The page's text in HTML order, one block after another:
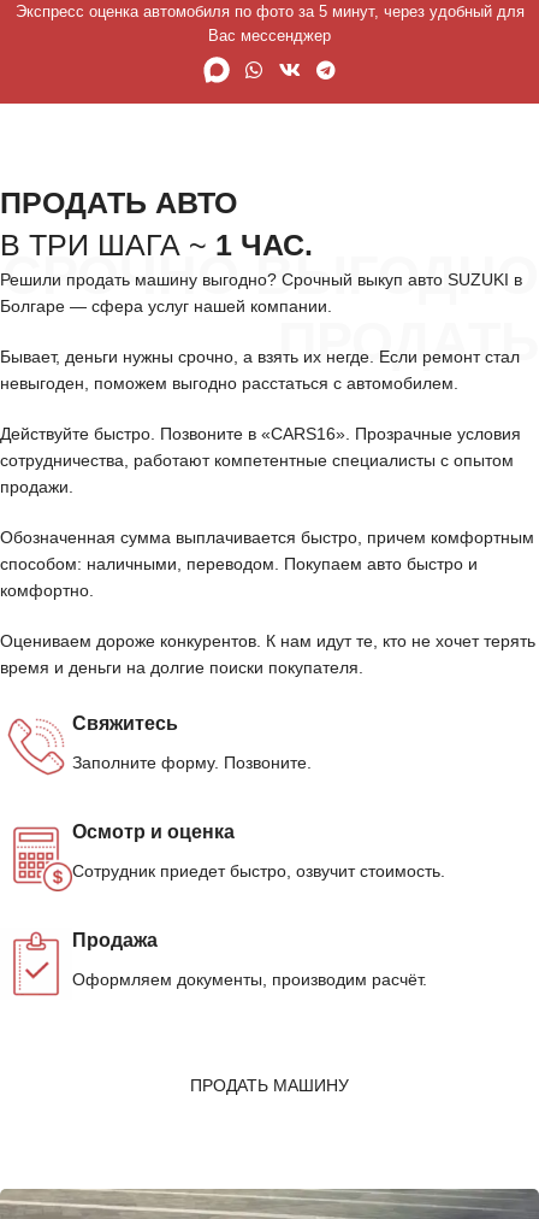
Экспресс оценка автомобиля по фото за 5 минут, через удобный для
Вас мессенджер
СРОЧНО ВЫГОДНО
ПРОДАТЬ
ПРОДАТЬ АВТО
В ТРИ ШАГА ~ 1 ЧАС.
Решили продать машину выгодно? Срочный выкуп авто SUZUKI в
Болгаре — сфера услуг нашей компании.
Бывает, деньги нужны срочно, а взять их негде. Если ремонт стал
невыгоден, поможем выгодно расстаться с автомобилем.
Действуйте быстро. Позвоните в «CARS16». Прозрачные условия
сотрудничества, работают компетентные специалисты с опытом
продажи.
Обозначенная сумма выплачивается быстро, причем комфортным
способом: наличными, переводом. Покупаем авто быстро и
комфортно.
Оцениваем дороже конкурентов. К нам идут те, кто не хочет терять
время и деньги на долгие поиски покупателя.
Свяжитесь
Заполните форму. Позвоните.
Осмотр и оценка
Сотрудник приедет быстро, озвучит стоимость.
Продажа
Оформляем документы, производим расчёт.
ПРОДАТЬ МАШИНУ